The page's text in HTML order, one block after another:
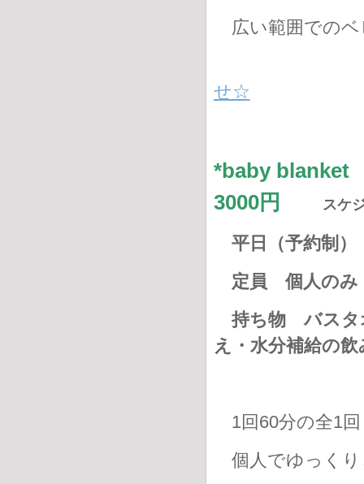
広い範囲でのベ
せ☆
*baby
3000円
スケ
平日（予約
定員 個人のみ
持ち物バスタ
え・水分補給の
1回60分の全1回
個人でゆっく